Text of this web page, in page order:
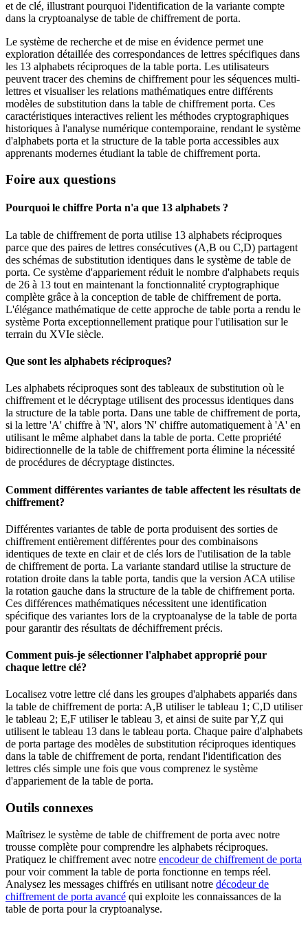
et de clé, illustrant pourquoi l'identification de la variante compte
dans la cryptoanalyse de table de chiffrement de porta.
Le système de recherche et de mise en évidence permet une
exploration détaillée des correspondances de lettres spécifiques dans
les 13 alphabets réciproques de la table porta. Les utilisateurs
peuvent tracer des chemins de chiffrement pour les séquences multi-
lettres et visualiser les relations mathématiques entre différents
modèles de substitution dans la table de chiffrement porta. Ces
caractéristiques interactives relient les méthodes cryptographiques
historiques à l'analyse numérique contemporaine, rendant le système
d'alphabets porta et la structure de la table porta accessibles aux
apprenants modernes étudiant la table de chiffrement porta.
Foire aux questions
Pourquoi le chiffre Porta n'a que 13 alphabets ?
La table de chiffrement de porta utilise 13 alphabets réciproques
parce que des paires de lettres consécutives (A,B ou C,D) partagent
des schémas de substitution identiques dans le système de table de
porta. Ce système d'appariement réduit le nombre d'alphabets requis
de 26 à 13 tout en maintenant la fonctionnalité cryptographique
complète grâce à la conception de table de chiffrement de porta.
L'élégance mathématique de cette approche de table porta a rendu le
système Porta exceptionnellement pratique pour l'utilisation sur le
terrain du XVIe siècle.
Que sont les alphabets réciproques?
Les alphabets réciproques sont des tableaux de substitution où le
chiffrement et le décryptage utilisent des processus identiques dans
la structure de la table porta. Dans une table de chiffrement de porta,
si la lettre 'A' chiffre à 'N', alors 'N' chiffre automatiquement à 'A' en
utilisant le même alphabet dans la table de porta. Cette propriété
bidirectionnelle de la table de chiffrement porta élimine la nécessité
de procédures de décryptage distinctes.
Comment différentes variantes de table affectent les résultats de
chiffrement?
Différentes variantes de table de porta produisent des sorties de
chiffrement entièrement différentes pour des combinaisons
identiques de texte en clair et de clés lors de l'utilisation de la table
de chiffrement de porta. La variante standard utilise la structure de
rotation droite dans la table porta, tandis que la version ACA utilise
la rotation gauche dans la structure de la table de chiffrement porta.
Ces différences mathématiques nécessitent une identification
spécifique des variantes lors de la cryptoanalyse de la table de porta
pour garantir des résultats de déchiffrement précis.
Comment puis-je sélectionner l'alphabet approprié pour
chaque lettre clé?
Localisez votre lettre clé dans les groupes d'alphabets appariés dans
la table de chiffrement de porta: A,B utiliser le tableau 1; C,D utiliser
le tableau 2; E,F utiliser le tableau 3, et ainsi de suite par Y,Z qui
utilisent le tableau 13 dans le tableau porta. Chaque paire d'alphabets
de porta partage des modèles de substitution réciproques identiques
dans la table de chiffrement de porta, rendant l'identification des
lettres clés simple une fois que vous comprenez le système
d'appariement de la table de porta.
Outils connexes
Maîtrisez le système de table de chiffrement de porta avec notre
trousse complète pour comprendre les alphabets réciproques.
Pratiquez le chiffrement avec notre encodeur de chiffrement de porta
pour voir comment la table de porta fonctionne en temps réel.
Analysez les messages chiffrés en utilisant notre décodeur de
chiffrement de porta avancé qui exploite les connaissances de la
table de porta pour la cryptoanalyse.